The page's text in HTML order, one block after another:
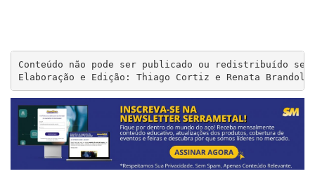
Conteúdo não pode ser publicado ou redistribuído
Elaboração e Edição: Thiago Cortiz e Renata